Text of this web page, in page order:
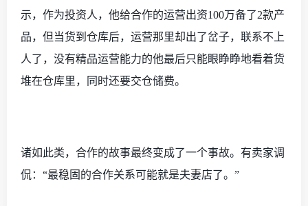
示，作为投资人，他给合作的运营出资100万备了2款产
品，但当货到仓库后，运营那里却出了岔子，联系不上
人了，没有精品运营能力的他最后只能眼睁睁地看着货
堆在仓库里，同时还要交仓储费。
诸如此类，合作的故事最终变成了一个事故。有卖家调
侃： “最稳固的合作关系可能就是夫妻店了。”